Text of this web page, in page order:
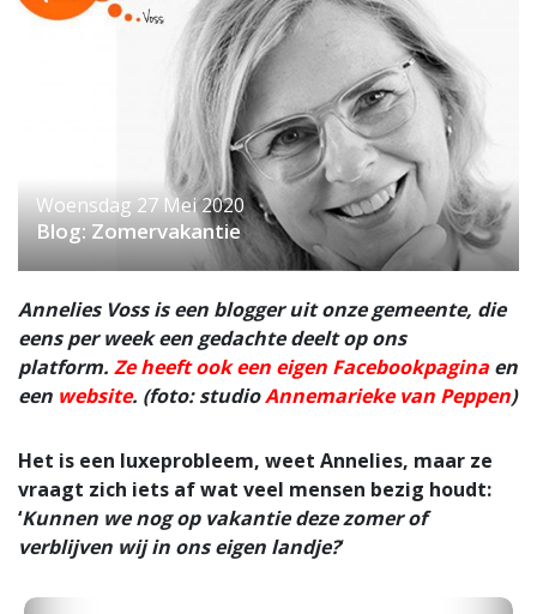
Woensdag 27 Mei 2020
Blog: Zomervakantie
Annelies Voss is een blogger uit onze gemeente, die
eens per week een gedachte deelt op ons
platform. Ze heeft ook een eigen Facebookpagina en
een website. (foto: studioAnnemarieke van Peppen)
Het is een luxeprobleem, weet Annelies, maar ze
vraagt zich iets af wat veel mensen bezig houdt:
‘Kunnen we nog op vakantie deze zomer of
verblijven wij in ons eigen landje?‘